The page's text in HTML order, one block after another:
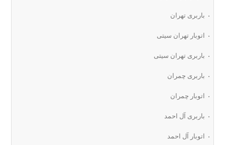
باربری تهران
اتوبار تهران سیتی
باربری تهران سیتی
باربری چمران
اتوبار چمران
باربری آل احمد
اتوبار آل احمد